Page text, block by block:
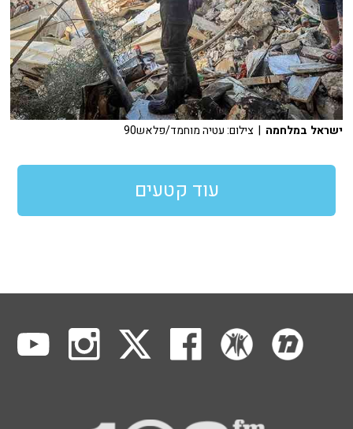
ישראל במלחמה | צילום: עטיה מוחמד/פלאש90
עוד קטעים